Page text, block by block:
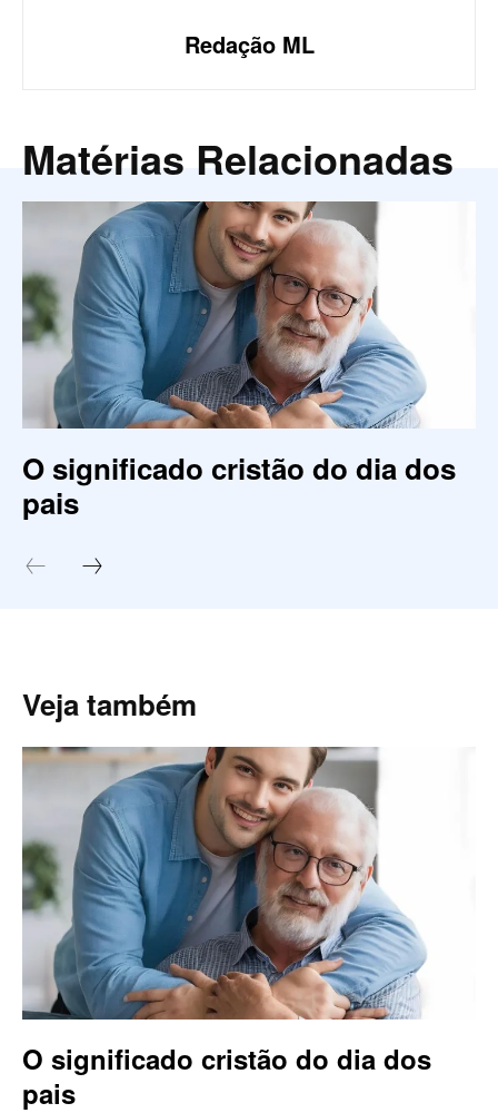
Redação ML
Matérias Relacionadas
O significado cristão do dia dos
pais
Veja também
O significado cristão do dia dos
pais